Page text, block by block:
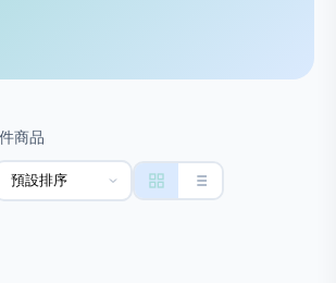
件商品